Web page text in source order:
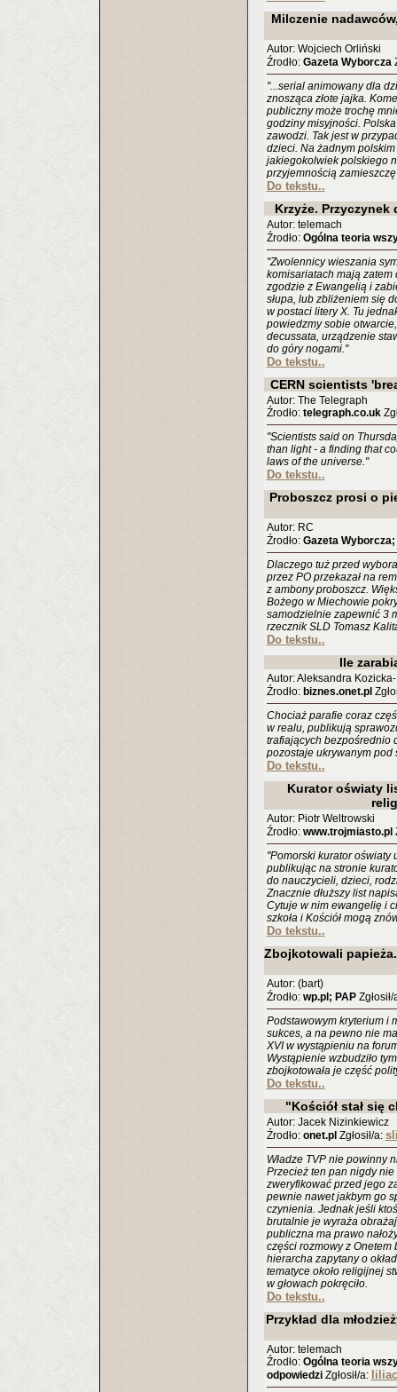
Milczenie
Autor: Wojciech Orliński
Źrodło: Gazeta Wyborcza
"...serial animowany dla
znosząca złote jajka.
publiczny może trochę
godziny misyjności.
zawodzi. Tak jest w
dzieci. Na żadnym
jakiegokolwiek polskiego
przyjemnością
Do tekstu..
Krzyże.
Autor: telemach
Źrodło: Ogólna teoria
"Zwolennicy wieszania
komisariatach mają
zgodzie z Ewangelią i
słupa, lub zbliżeniem się
w postaci litery X. Tu
powiedzmy sobie
decussata, urządzenie
do góry nogami."
Do tekstu..
CERN scientists
Autor: The Telegraph
Źrodło: telegraph.co.uk
"Scientists said on
than light - a finding that
laws of the universe."
Do tekstu..
Proboszcz prosi o
Autor: RC
Źrodło: Gazeta Wyborcza;
Dlaczego tuż przed
przez PO przekazał na
z ambony proboszcz.
Bożego w Miechowie
samodzielnie zapewnić 3
rzecznik SLD Tomasz
Do tekstu..
Ile
Autor: Aleksandra
Źrodło: biznes.onet.pl
Chociaż parafie coraz
w realu, publikują
trafiających bezpośrednio
pozostaje ukrywanym pod
Do tekstu..
Kurator oświaty
Autor: Piotr Weltrowski
Źrodło: www.trojmiasto.pl
"Pomorski kurator oświaty
publikując na stronie
do nauczycieli, dzieci,
Znacznie dłuższy list
Cytuje w nim ewangelię i
szkoła i Kościół mogą
Do tekstu..
Zbojkotowali
Autor: (bart)
Źrodło: wp.pl; PAP
Podstawowym kryterium i
sukces, a na pewno nie
XVI w wystąpieniu na
Wystąpienie wzbudziło
zbojkotowała je część
Do tekstu..
"Kościół stał się
Autor: Jacek Nizinkiewicz
Źrodło: onet.pl Zgłosił/a:
Władze TVP nie powinny
Przecież ten pan nigdy nie
zweryfikować przed jego
pewnie nawet jakbym go
czynienia. Jednak jeśli
brutalnie je wyraża
publiczna ma prawo
części rozmowy z Onetem
hierarcha zapytany o
tematyce około religijnej
w głowach pokręciło.
Do tekstu..
Przykład dla
Autor: telemach
Źrodło: Ogólna teoria
odpowiedziZgłosił/a: liliac